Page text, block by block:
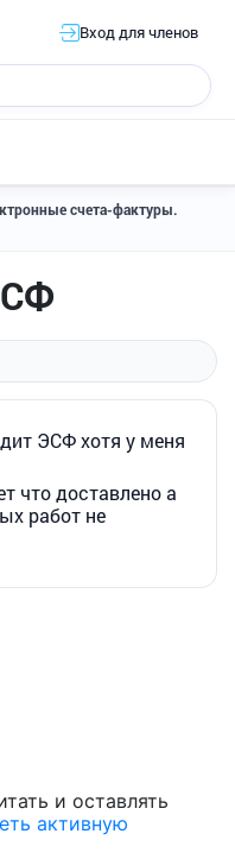
Вход для членов
счета-фактуры.
ЭСФ хотя у меня
что доставлено а
работ не
и оставлять
активную